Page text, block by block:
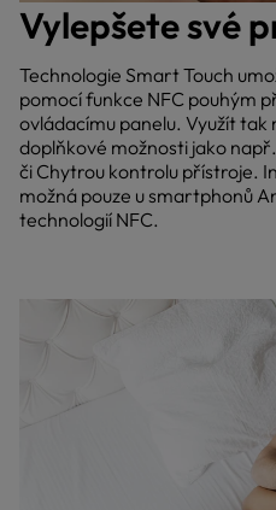
Vylepšete své
Technologie Smart Touch
pomocí funkce NFC pouhým
ovládacímu panelu. Využít tak
doplňkové možnosti jako
či Chytrou kontrolu přístroje.
možná pouze u smartphonů
technologií NFC.